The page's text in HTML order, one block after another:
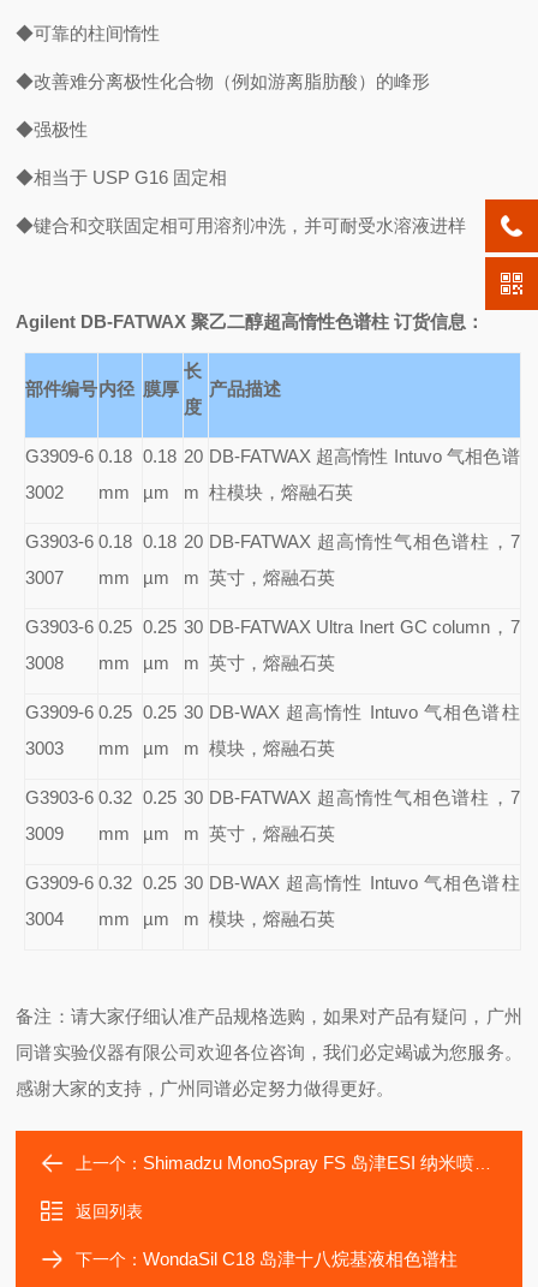
◆可靠的柱间惰性
◆改善难分离极性化合物（例如游离脂肪酸）的峰形
◆强极性
◆相当于 USP G16 固定相
◆键合和交联固定相可用溶剂冲洗，并可耐受水溶液进样
Agilent DB-FATWAX聚乙二醇超高惰性色谱柱 订货信息：
部件编号内径 膜厚
长
度
产品描述
G3909-6
3002
0.18
mm
0.18
µm
20
m
DB-FATWAX 超高惰性 Intuvo 气相色谱
柱模块，熔融石英
G3903-6
3007
0.18
mm
0.18
µm
20
m
DB-FATWAX 超高惰性气相色谱柱，7
英寸，熔融石英
G3903-6
3008
0.25
mm
0.25
µm
30
m
DB-FATWAX Ultra Inert GC column ，7
英寸，熔融石英
G3909-6
3003
0.25
mm
0.25
µm
30
m
DB-WAX 超高惰性 Intuvo 气相色谱柱
模块，熔融石英
G3903-6
3009
0.32
mm
0.25
µm
30
m
DB-FATWAX 超高惰性气相色谱柱，7
英寸，熔融石英
G3909-6
3004
0.32
mm
0.25
µm
30
m
DB-WAX 超高惰性 Intuvo 气相色谱柱
模块，熔融石英
备注：请大家仔细认准产品规格选购，如果对产品有疑问，广州
同谱实验仪器有限公司欢迎各位咨询，我们必定竭诚为您服务。
感谢大家的支持，广州同谱必定努力做得更好。
上一个： Shimadzu MonoSpray FS 岛津ESI 纳米喷雾器
返回列表
下一个：WondaSil C18 岛津十八烷基液相色谱柱